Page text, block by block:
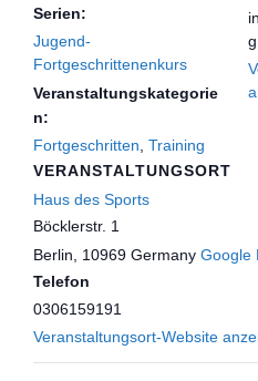
Serien:
Jugend-
Fortgeschrittenenkurs
Veranstaltungskategorie
n:
Fortgeschritten Training
VERANSTALTUNGSORT
Haus des Sports
Böcklerstr. 1
Berlin
10969 Germany Google
Telefon
0306159191
Veranstaltungsort-Website